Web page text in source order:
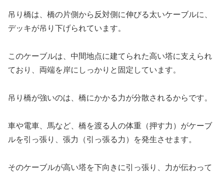
吊り橋は、橋の片側から反対側に伸びる太いケーブルに、
デッキが吊り下げられています。
このケーブルは、中間地点に建てられた高い塔に支えられ
ており、両端を岸にしっかりと固定しています。
吊り橋が強いのは、橋にかかる力が分散されるからです。
車や電車、馬など、橋を渡る人の体重（押す力）がケーブ
ルを引っ張り、張力（引っ張る力）を発生させます。
そのケーブルが高い塔を下向きに引っ張り、力が伝わって